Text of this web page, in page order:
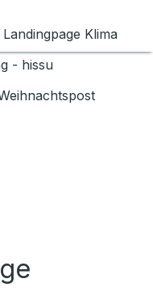
Landingpage Klima
- hissu